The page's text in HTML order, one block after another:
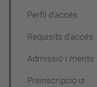
Perfil d'accés
Requisits d'accés
Admissió i mèrits
Preinscripció